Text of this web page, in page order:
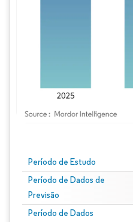
Período de Estudo
Período de Dados de
Previsão
Período de Dados